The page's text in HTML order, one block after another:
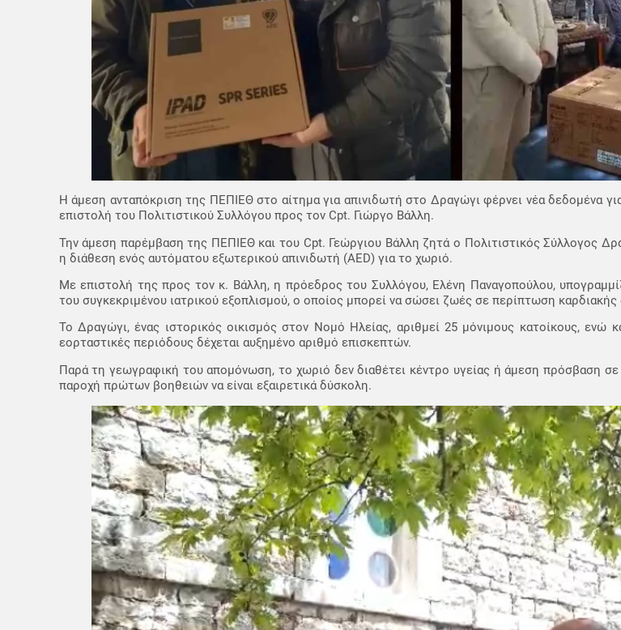
Η άμεση ανταπόκριση της ΠΕΠΙΕΘ στο αίτημα για απινιδωτή στο Δραγώγι φέρνει νέα δεδομένα
επιστολή του Πολιτιστικού Συλλόγου προς τον Cpt. Γιώργο Βάλλη.
Την άμεση παρέμβαση της ΠΕΠΙΕΘ και του Cpt. Γεώργιου Βάλλη ζητά ο Πολιτιστικός Σύλλογος
η διάθεση ενός αυτόματου εξωτερικού απινιδωτή (AED) για το χωριό.
Με επιστολή της προς τον κ. Βάλλη, η πρόεδρος του Συλλόγου, Ελένη Παναγοπούλου,
του συγκεκριμένου ιατρικού εξοπλισμού, ο οποίος μπορεί να σώσει ζωές σε περίπτωση καρδιακής
Το Δραγώγι, ένας ιστορικός οικισμός στον Νομό Ηλείας, αριθμεί 25 μόνιμους κατοίκους, ενώ
εορταστικές περιόδους δέχεται αυξημένο αριθμό επισκεπτών.
Παρά τη γεωγραφική του απομόνωση, το χωριό δεν διαθέτει κέντρο υγείας ή άμεση πρόσβαση σε
παροχή πρώτων βοηθειών να είναι εξαιρετικά δύσκολη.